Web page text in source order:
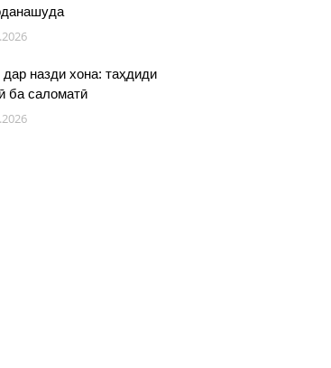
назди хона: таҳдиди
ба саломатӣ